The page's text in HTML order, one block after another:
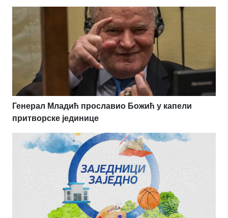
Генерал Младић прославио Божић у капели
притворске јединице